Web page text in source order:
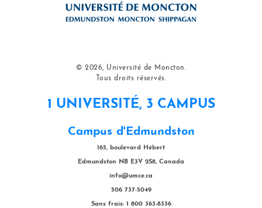
© 2026, Université de Moncton.
Tous droits réservés.
1 UNIVERSITÉ, 3 CAMPUS
Campus d'Edmundston
165, boulevard Hébert
Edmundston NB E3V 2S8, Canada
info@umce.ca
506 737-5049
Sans frais: 1 800 363-8336